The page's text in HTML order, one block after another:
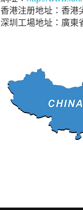
香港注册地址：香港
深圳工場地址：廣東